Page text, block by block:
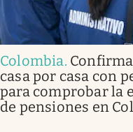
Colombia.
casa por casa con
para comprobar la
de pensiones en